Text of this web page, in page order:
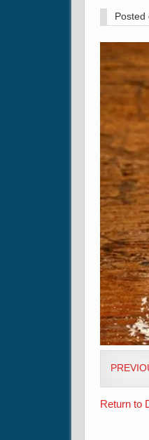
Posted
Return to